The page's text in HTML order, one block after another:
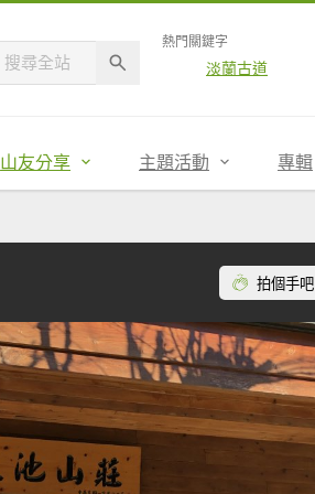
熱門關鍵字
淡蘭古道
山友分享 主題活動 專輯
拍個手吧